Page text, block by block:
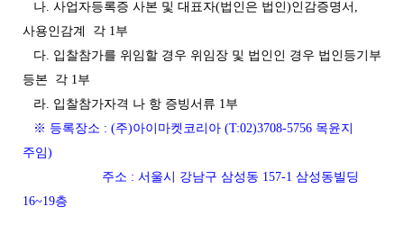
나. 사업자등록증 사본 및 대표자(법인은 법인)인감증명서,
사용인감계 각 1부
다. 입찰참가를 위임할 경우 위임장 및 법인인 경우 법인등기부
등본 각 1부
라. 입찰참가자격 나 항 증빙서류 1부
※ 등록장소 : (주)아이마켓코리아 (T:02)3708-5756 목윤지
주임)
주소 : 서울시 강남구 삼성동 157-1 삼성동빌딩
16~19층